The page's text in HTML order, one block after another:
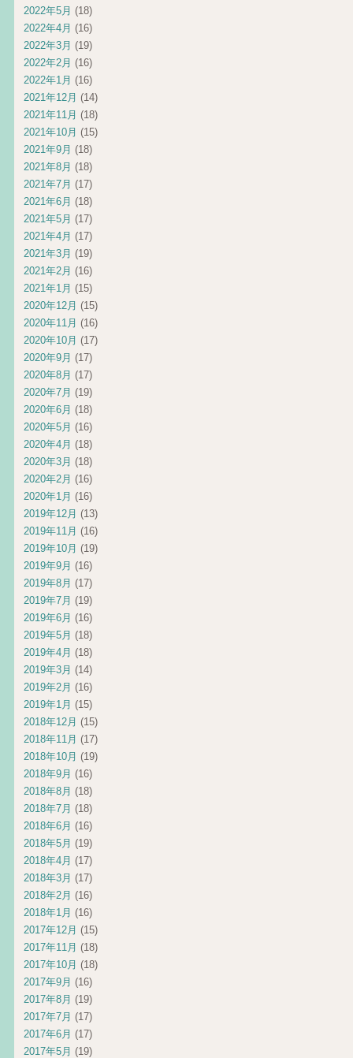
2022年5月 (18)
2022年4月 (16)
2022年3月 (19)
2022年2月 (16)
2022年1月 (16)
2021年12月 (14)
2021年11月 (18)
2021年10月 (15)
2021年9月 (18)
2021年8月 (18)
2021年7月 (17)
2021年6月 (18)
2021年5月 (17)
2021年4月 (17)
2021年3月 (19)
2021年2月 (16)
2021年1月 (15)
2020年12月 (15)
2020年11月 (16)
2020年10月 (17)
2020年9月 (17)
2020年8月 (17)
2020年7月 (19)
2020年6月 (18)
2020年5月 (16)
2020年4月 (18)
2020年3月 (18)
2020年2月 (16)
2020年1月 (16)
2019年12月 (13)
2019年11月 (16)
2019年10月 (19)
2019年9月 (16)
2019年8月 (17)
2019年7月 (19)
2019年6月 (16)
2019年5月 (18)
2019年4月 (18)
2019年3月 (14)
2019年2月 (16)
2019年1月 (15)
2018年12月 (15)
2018年11月 (17)
2018年10月 (19)
2018年9月 (16)
2018年8月 (18)
2018年7月 (18)
2018年6月 (16)
2018年5月 (19)
2018年4月 (17)
2018年3月 (17)
2018年2月 (16)
2018年1月 (16)
2017年12月 (15)
2017年11月 (18)
2017年10月 (18)
2017年9月 (16)
2017年8月 (19)
2017年7月 (17)
2017年6月 (17)
2017年5月 (19)